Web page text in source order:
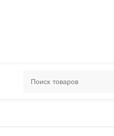
583 ПРОБЫ